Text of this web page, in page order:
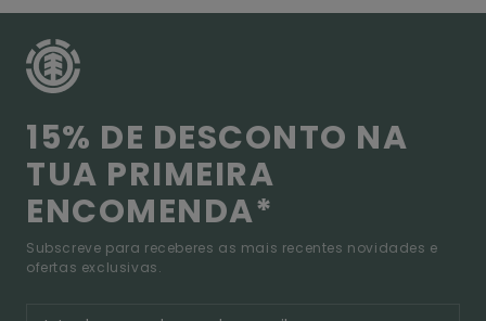
15% DE DESCONTO NA
TUA PRIMEIRA
ENCOMENDA*
Subscreve para receberes as mais recentes novidades e
ofertas exclusivas.